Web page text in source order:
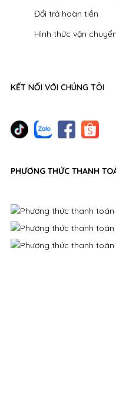
Đổi trả hoàn tiền
Hình thức vận chuyển
KẾT NỐI VỚI CHÚNG TÔI
PHƯƠNG THỨC THANH